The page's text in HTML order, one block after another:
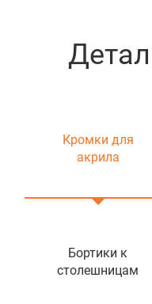
Кромки для
акрила
Бортики к
столешницам